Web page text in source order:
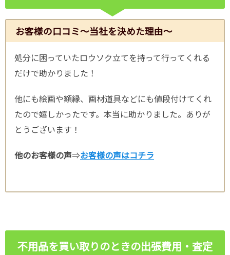
お客様の口コミ～当社を決めた理由～
処分に困っていたロウソク立てを持って行ってくれる
だけで助かりました！
他にも絵画や額縁、画材道具などにも値段付けてくれ
たので嬉しかったです。本当に助かりました。ありが
とうございます！
他のお客様の声⇒お客様の声はコチラ
不用品を買い取りのときの出張費用・査定